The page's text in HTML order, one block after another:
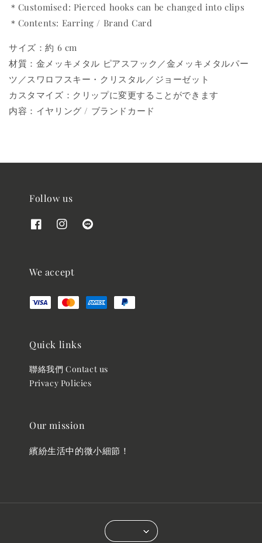
＊Customised: Pierced hooks can be changed into clips
＊Contents: Earring / Brand Card
サイズ：約 6 cm
材質：金メッキメタル ピアスフック／金メッキメタルパー
ツ／スワロフスキー・クリスタル／ジョーゼット
カスタマイズ：クリップに変更することができます
内容：イヤリング / ブランドカード
Follow us
We accept
Quick links
聯絡我們 Contact us
Privacy Policies
Our mission
繽紛生活中的微小細節！